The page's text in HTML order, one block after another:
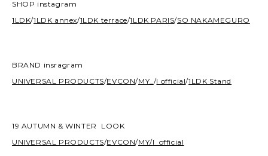
SHOP instagram
1LDK/1LDK annex/1LDK terrace/1LDK PARIS/SO NAKAMEGURO
BRAND insragram
UNIVERSAL PRODUCTS/EVCON/MY_ /I official/1LDK Stand
19 AUTUMN & WINTER LOOK
UNIVERSAL PRODUCTS/EVCON/MY/I official